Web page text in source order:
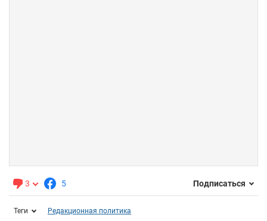
3 5 Подписаться
Теги Редакционная политика